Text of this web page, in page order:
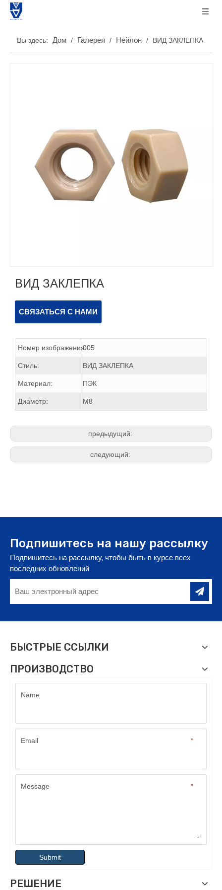
Вы здесь: Дом / Галерея / Нейлон / ВИД ЗАКЛЕПКА
ВИД ЗАКЛЕПКА
СВЯЗАТЬСЯ С НАМИ
Номер изображения:005
Стиль: ВИД ЗАКЛЕПКА
Материал: ПЭК
Диаметр: М8
предыдущий:
следующий:
Подпишитесь на нашу рассылку
Подпишитесь на рассылку, чтобы быть в курсе всех
последних обновлений
БЫСТРЫЕ ССЫЛКИ
ПРОИЗВОДСТВО
Name
*
Email
*
Message
Submit
РЕШЕНИЕ